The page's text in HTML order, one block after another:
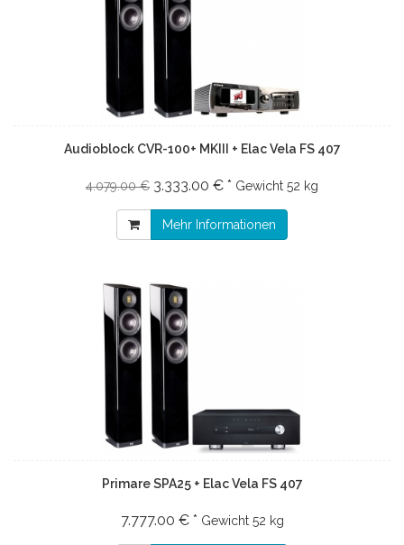
Audioblock CVR-100+ MKIII + Elac Vela FS 407
4.079.00 € 3.333.00 € * Gewicht 52 kg
Mehr Informationen
Primare SPA25 + Elac Vela FS 407
7.777.00 € * Gewicht 52 kg